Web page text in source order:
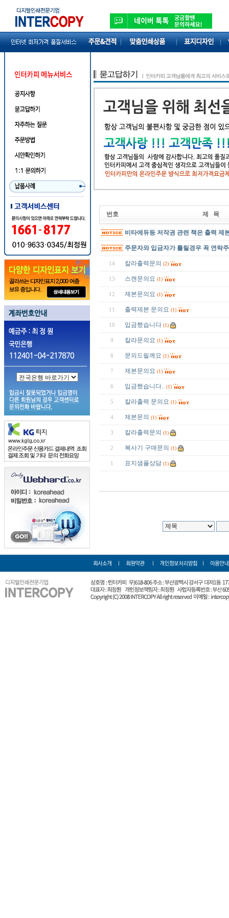
번호 제 목
비타에듀등 저작권 관련 책은 출력 제
주문자와 입금자가 틀릴경우 꼭 연락
14 칼라출력문의 (2)
13 스캔문의요 (1)
12 제본문의요 (1)
11 출력제본 문의요 (1)
10 입금했습니다 (1)
9 칼라문의요 (1)
8 문의드릴께요 (1)
7 제본문의요 (1)
6 입금했습니다.. (1)
5 칼라출력 문의요 (1)
4 제본문의 (1)
3 칼라출력문의 (1)
2 복사기 구매문의 (1)
1 표지샘플상담 (1)